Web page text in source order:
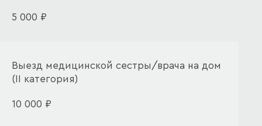
5 000 ₽
Выезд медицинской сестры/врача на дом
(II категория)
10 000 ₽